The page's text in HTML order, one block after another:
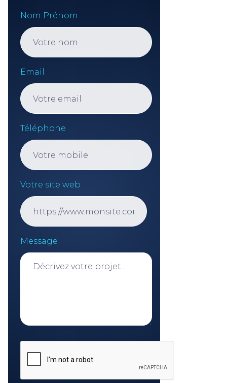
Nom Prénom
Email
Téléphone
Votre site web
Message